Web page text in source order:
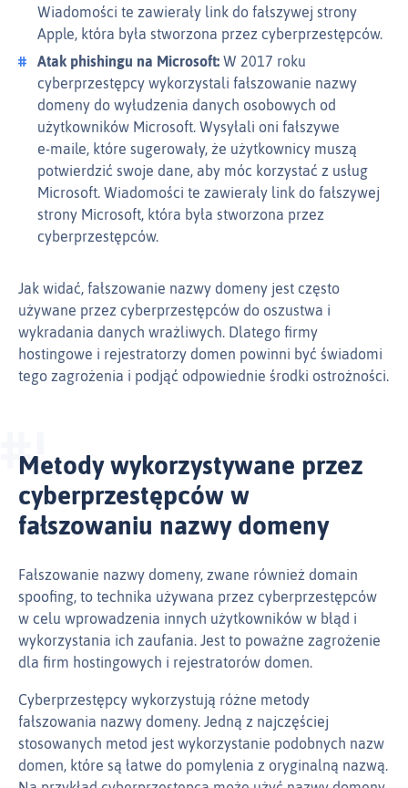
Wiadomości te zawierały link do fałszywej strony
Apple, która była stworzona przez cyberprzestępców.
Atak phishingu na Microsoft: W 2017 roku
cyberprzestępcy wykorzystali fałszowanie nazwy
domeny do wyłudzenia danych osobowych od
użytkowników Microsoft. Wysyłali oni fałszywe
e‑maile, które sugerowały, że użytkownicy muszą
potwierdzić swoje dane, aby móc korzystać z usług
Microsoft. Wiadomości te zawierały link do fałszywej
strony Microsoft, która była stworzona przez
cyberprzestępców.
Jak widać, fałszowanie nazwy domeny jest często
używane przez cyberprzestępców do oszustwa i
wykradania danych wrażliwych. Dlatego firmy
hostingowe i rejestratorzy domen powinni być świadomi
tego zagrożenia i podjąć odpowiednie środki ostrożności.
Metody wykorzystywane przez
cyberprzestępców w
fałszowaniu nazwy domeny
Fałszowanie nazwy domeny, zwane również domain
spoofing, to technika używana przez cyberprzestępców
w celu wprowadzenia innych użytkowników w błąd i
wykorzystania ich zaufania. Jest to poważne zagrożenie
dla firm hostingowych i rejestratorów domen.
Cyberprzestępcy wykorzystują różne metody
fałszowania nazwy domeny. Jedną z najczęściej
stosowanych metod jest wykorzystanie podobnych nazw
domen, które są łatwe do pomylenia z oryginalną nazwą.